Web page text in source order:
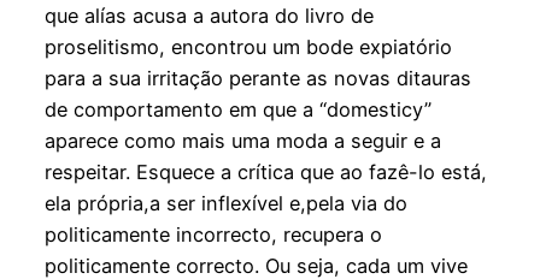
que alías acusa a autora do livro de
proselitismo, encontrou um bode expiatório
para a sua irritação perante as novas ditauras
de comportamento em que a “domesticy”
aparece como mais uma moda a seguir e a
respeitar. Esquece a crítica que ao fazê-lo está,
ela própria,a ser inflexível e,pela via do
politicamente incorrecto, recupera o
politicamente correcto. Ou seja, cada um vive